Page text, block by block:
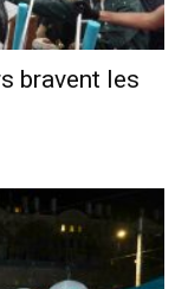
bravent les